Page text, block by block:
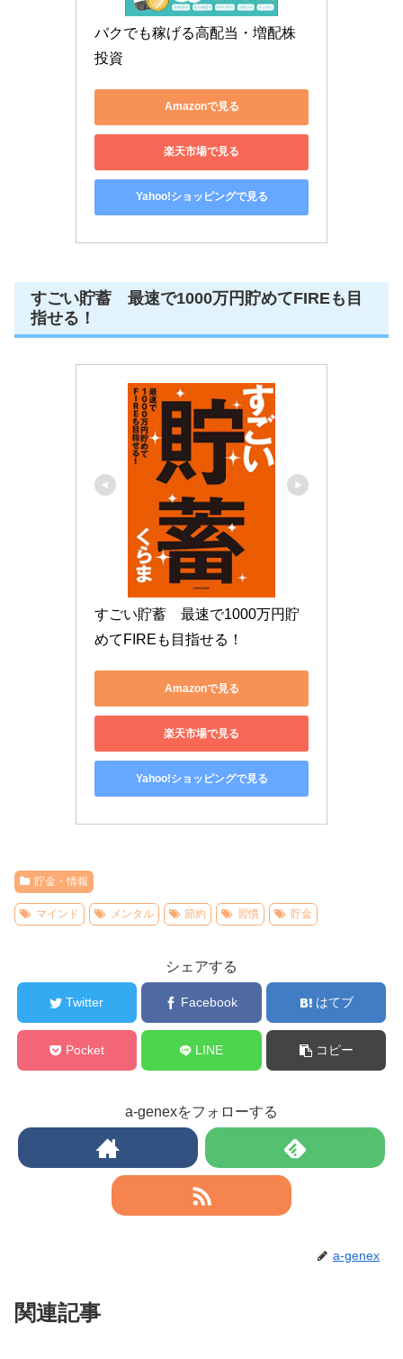
バクでも稼げる高配当・増配株
投資
Amazonで見る
楽天市場で見る
Yahoo!ショッピングで見る
すごい貯蓄 最速で1000万円貯めてFIREも目
指せる！
すごい貯蓄　最速で1000万円貯
めてFIREも目指せる！
Amazonで見る
楽天市場で見る
Yahoo!ショッピングで見る
貯金・情報
マインド メンタル 節約 習慣 貯金
シェアする
Twitter Facebook はてブ
Pocket LINE コピー
a-genexをフォローする
a-genex
関連記事